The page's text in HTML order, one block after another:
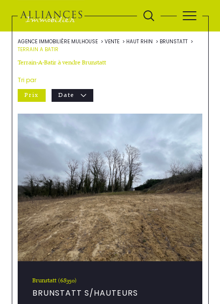
AGENCE IMMOBILIÈRE MULHOUSE VENTE HAUT RHIN
BRUNSTATT
TERRAIN A BATIR
Terrain-A-Batir à vendre Brunstatt
Tri par
Prix Date
Brunstatt (68350)
BRUNSTATT S/HAUTEURS